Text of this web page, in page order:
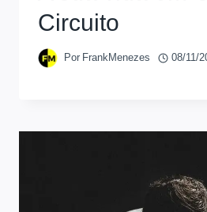
Circuito
Por FrankMenezes 08/11/